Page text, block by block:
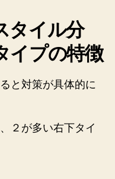
タイル分
イプの特徴
と対策が具体的に
２が多い右下タイ